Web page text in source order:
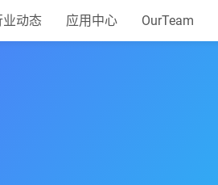
业动态 应用中心 OurTeam